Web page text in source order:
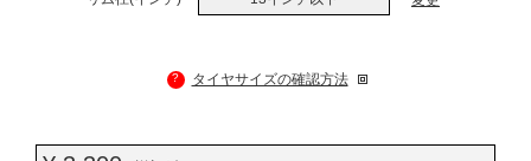
? タイヤサイズの確認方法